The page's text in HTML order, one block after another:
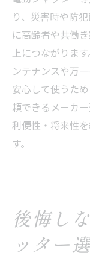
ガレージや
注文住
徴
掃き出
方
電動シ
意点
注文住
ント
電動シャッ
り、災害時や防
に高齢者や共働
上につながりま
ンテナンスや万
安心して使うた
頼できるメーカ
利便性・将来性
す。
後悔し
ッター